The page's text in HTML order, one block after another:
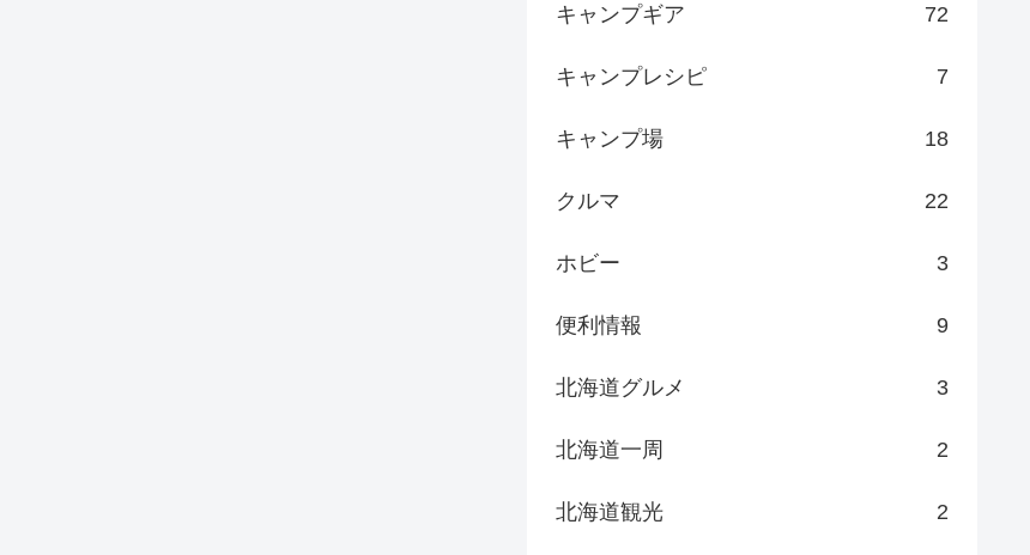
キャンプギア 72
キャンプレシピ 7
キャンプ場 18
クルマ 22
ホビー 3
便利情報 9
北海道グルメ 3
北海道一周 2
北海道観光 2